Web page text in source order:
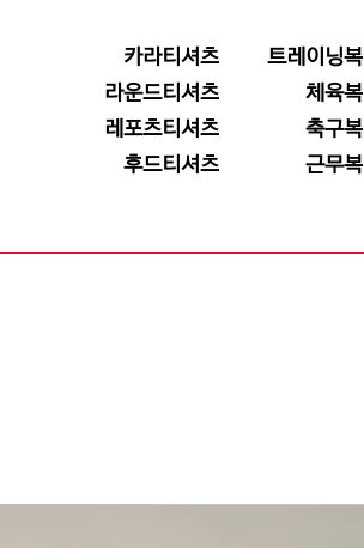
카라티셔츠 트레이닝복
라운드티셔츠
체육복
레포츠티셔츠
축구복
후드티셔츠
근무복